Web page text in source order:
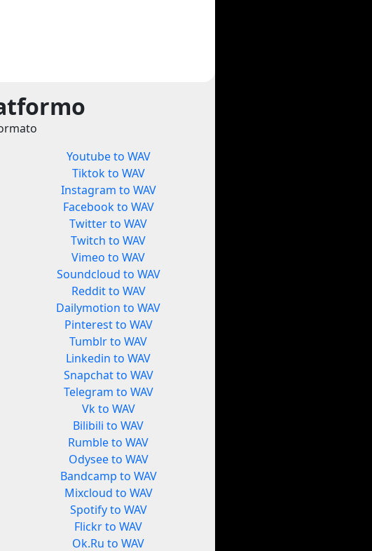
Youtube to WAV
Tiktok to WAV
Instagram to WAV
Facebook to WAV
Twitter to WAV
Twitch to WAV
Vimeo to WAV
Soundcloud to WAV
Reddit to WAV
Dailymotion to WAV
Pinterest to WAV
Tumblr to WAV
Linkedin to WAV
Snapchat to WAV
Telegram to WAV
Vk to WAV
Bilibili to WAV
Rumble to WAV
Odysee to WAV
Bandcamp to WAV
Mixcloud to WAV
Spotify to WAV
Flickr to WAV
Ok.Ru to WAV